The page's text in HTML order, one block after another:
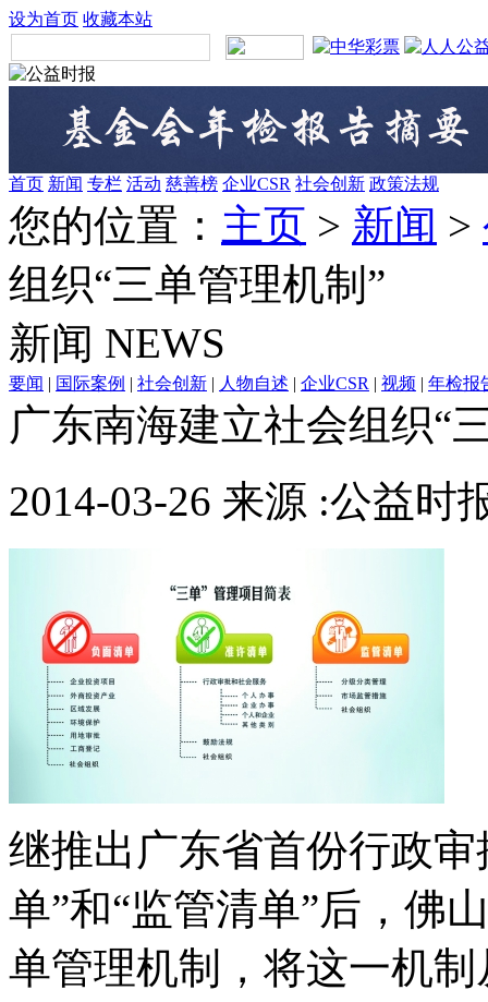
设为首页 收藏本站
首页 新闻 专栏 活动 慈善榜 企业CSR 社会创新 政策法规
您的位置： 主页 > 新闻 >
组织“三单管理机制”
新闻 NEWS
要闻 | 国际案例 | 社会创新 | 人物自述 | 企业CSR | 视频 | 年检报
广东南海建立社会组织“
2014-03-26 来源 :公益时
继推出广东省首份行政审
单”和“监管清单”后，佛
单管理机制，将这一机